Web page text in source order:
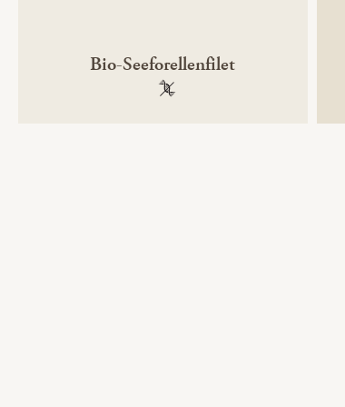
Bio-Seeforellenfilet
100 % gentechnikfrei